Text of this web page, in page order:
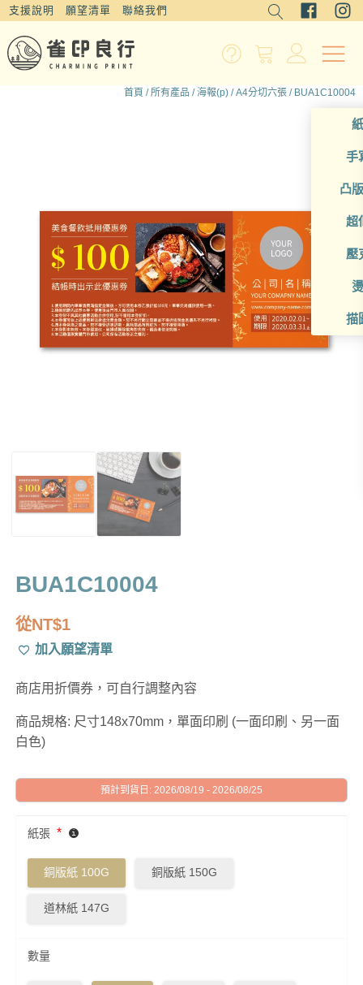
支援說明 願望清單 聯絡我們
手
凸
超
壓
描
首頁 /所有產品 /海報(p) /A4分切六張 / BUA1C10004
BUA1C10004
從NT$1
加入願望清單
商店用折價券，可自行調整內容
商品規格: 尺寸148x70mm，單面印刷 (一面印刷、另一面
白色)
預計到貨日: 2026/08/19 - 2026/08/25
紙張 *
銅版紙 100G 銅版紙 150G
道林紙 147G
數量